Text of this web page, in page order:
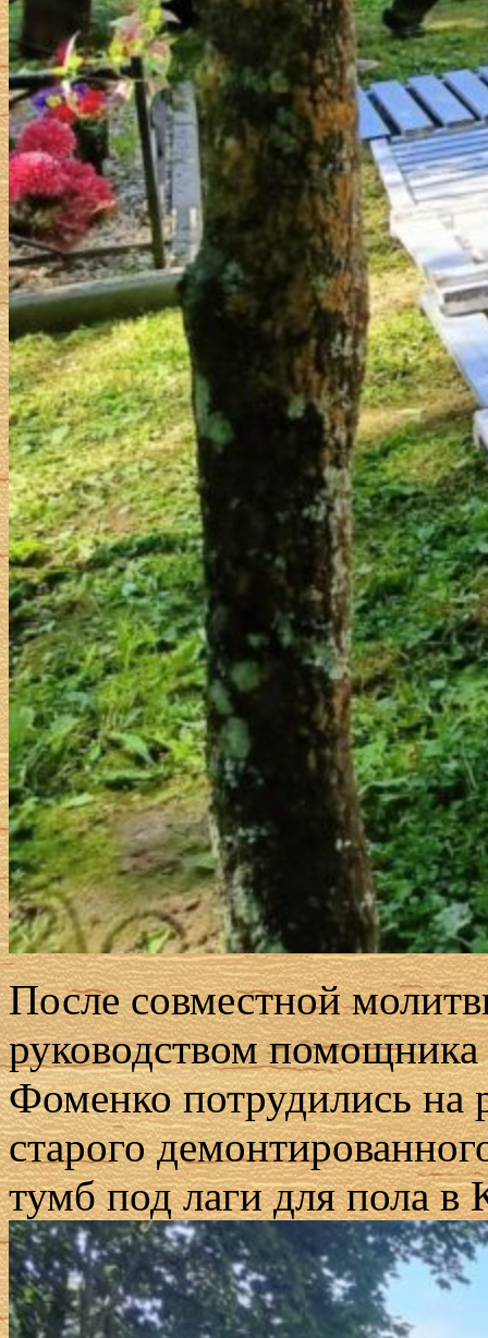
После совместной
руководством помощника
Фоменко потрудились на
старого
тумб под лаги для пола в